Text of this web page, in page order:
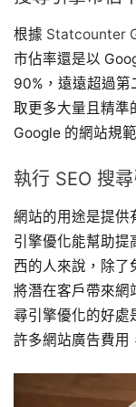
根據 Statcounter
市佔率還是以
90%，遠遠超過第
取更多大量且精準
Google 的網站規
執行 SEO 搜
網站的用途是提供
引擎優化能幫助提
西的人來說，除了
將潛在客戶帶來網
尋引擎優化的好處
許多網站廣告費用